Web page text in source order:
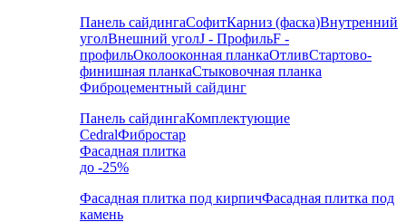
Панель сайдингаСофитКарниз (фаска)Внутренний
уголВнешний уголJ - ПрофильF -
профильОколооконная планкаОтливСтартово-
финишная планкаСтыковочная планка
Фиброцементный сайдинг
Панель сайдингаКомплектующие
CedralФибростар
Фасадная плитка
до -25%
Фасадная плитка под кирпичФасадная плитка под
камень